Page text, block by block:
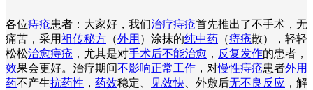
各位痔疮患者：大家好，我们治疗痔疮首先推出了不手术，无
痛苦，采用祖传秘方 （外用 ）涂抹的纯中药 （痔疮散），轻轻
松松治愈痔疮 ，尤其是对手术后不能治愈 ， 反复发作的患者，
效果会更好。治疗期间不影响正常工作 ，对慢性痔疮患者外用
药不产生抗药性 ， 药效稳定、 见效快 、外敷后无不良反应 ，解